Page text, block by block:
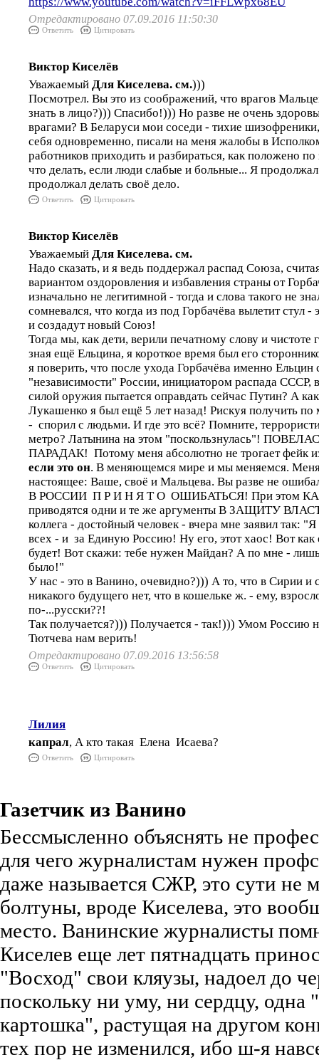
Отредактировано 07.09.2016 11:50:30
Ответить Цитировать
Виктор Киселёв
Уважаемый Для Киселева. см.)))
Посмотрел. Вы это из соображений, что врагов
знать в лицо?))) Спасибо!))) Но разве не очень
врагами? В Беларуси мои соседи - тихие
себя одновременно, писали на меня жалобы в
работников приходить и разбираться, как положено
что делать, если люди слабые и больные... Я
продолжал делать своё дело.
Ответить Цитировать
Виктор Киселёв
Уважаемый Для Киселева. см.
Надо сказать, и я ведь поддержал распад Союза,
вариантом оздоровления и избавления страны от
изначально не легитимной - тогда и слова такого не
сомневался, что когда из под Горбачёва вылетит стул
и создадут новый Союз!
Тогда мы, как дети, верили печатному слову и чистоте
зная ещё Ельцина, я короткое время был его
я поверить, что после ухода Горбачёва именно Ельцин
"независимости" России, инициатором распада СССР,
силой оружия пытается оправдать сейчас Путин? А
Лукашенко я был ещё 5 лет назад! Рискуя получить по
- спорил с людьми. И где это всё? Помните,
метро? Латынина на этом "поскользнулась"!
ПАРАДАК! Потому меня абсолютно не трогает фейк
если это он. В меняющемся мире и мы меняемся. Меня
настоящее: Ваше, своё и Мальцева. Вы разве не
В РОССИИ П Р И Н Я Т О ОШИБАТЬСЯ! При этом
приводятся одни и те же аргументы В ЗАЩИТУ
коллега - достойный человек - вчера мне заявил так:
всех - и за Единую Россию! Ну его, этот хаос! Вот как
будет! Вот скажи: тебе нужен Майдан? А по мне -
было!"
У нас - это в Ванино, очевидно?))) А то, что в Сирии и
никакого будущего нет, что в кошельке ж. - ему,
по-...русски??!
Так получается?))) Получается - так!))) Умом Россию
Тютчева нам верить!
Отредактировано 07.09.2016 13:56:58
Ответить Цитировать
Лилия
капрал, А кто такая Елена Исаева?
Ответить Цитировать
Газетчик из Ванино
Бессмысленно объяснять не
для чего журналистам нужен
даже называется СЖР, это сути не
болтуны, вроде Киселева, это
место. Ванинские журналисты
Киселев еще лет пятнадцать
"Восход" свои кляузы, надоел до
поскольку ни уму, ни сердцу, одна
картошка", растущая на другом
тех пор не изменился, ибо ш-я